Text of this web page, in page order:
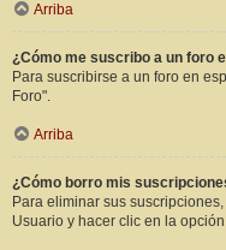
Arriba
¿Cómo me suscribo a un foro
Para suscribirse a un foro en
Foro".
Arriba
¿Cómo borro mis
Para eliminar sus
Usuario y hacer clic en la